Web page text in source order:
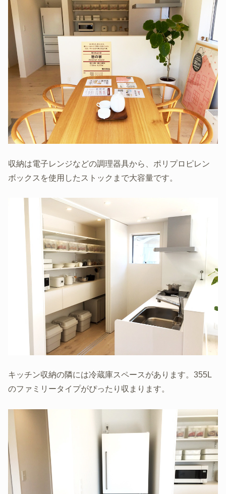
収納は電子レンジなどの調理器具から、‎ポリプロピレン
ボックスを使用したストックまで大容量です。
キッチン収納の隣には冷蔵庫スペースがあります。355L
のファミリータイプがぴったり収まります。